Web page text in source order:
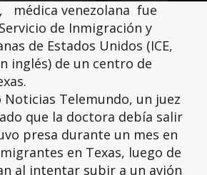
médica venezolana fue
de Inmigración y
de Estados Unidos (ICE,
inglés) de un centro de
Noticias Telemundo, un juez
que la doctora debía salir
presa durante un mes en
en Texas, luego de
al intentar subir a un avión